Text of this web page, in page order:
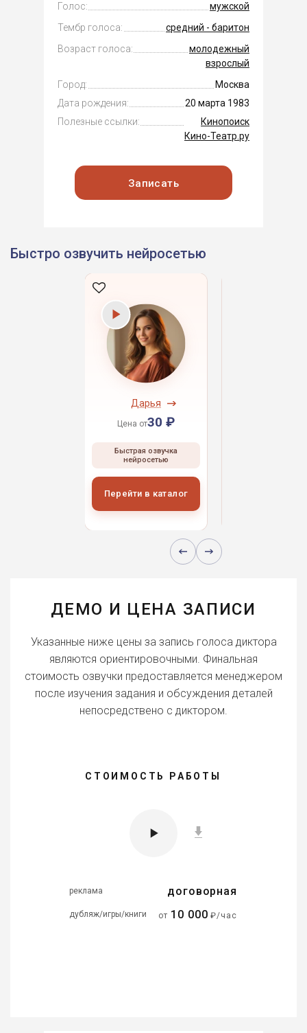
Голос:
мужской
Тембр голоса:
средний - баритон
Возраст голоса:
молодежный
взрослый
Город:
Москва
Дата рождения:
20 марта 1983
Полезные ссылки:
Кинопоиск
Кино-Театр.ру
Записать
Быстро озвучить нейросетью
Дарья
Цена от30 ₽
Быстрая озвучка
нейросетью
Перейти в каталог
ДЕМО И ЦЕНА ЗАПИСИ
Указанные ниже цены за запись голоса диктора
являются ориентировочными. Финальная
стоимость озвучки предоставляется менеджером
после изучения задания и обсуждения деталей
непосредствено с диктором.
СТОИМОСТЬ РАБОТЫ
реклама договорная
дубляж/игры/книги от 10 000 ₽/час